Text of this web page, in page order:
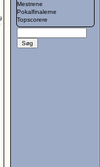
Mestrene
Pokalfinalerne
Topscorere